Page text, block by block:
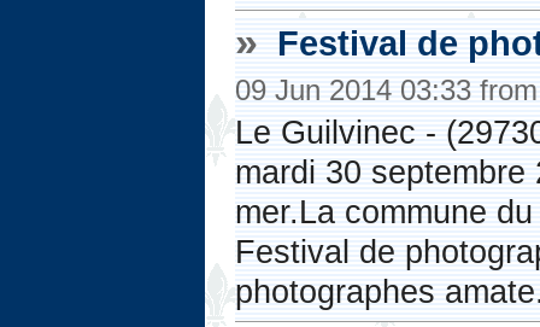
» Festival de
09 Jun 2014 03:33
Le Guilvinec -
mardi 30
mer.La commune
Festival de
photographes